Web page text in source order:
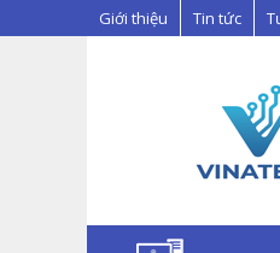
Giới thiệu Tin tức